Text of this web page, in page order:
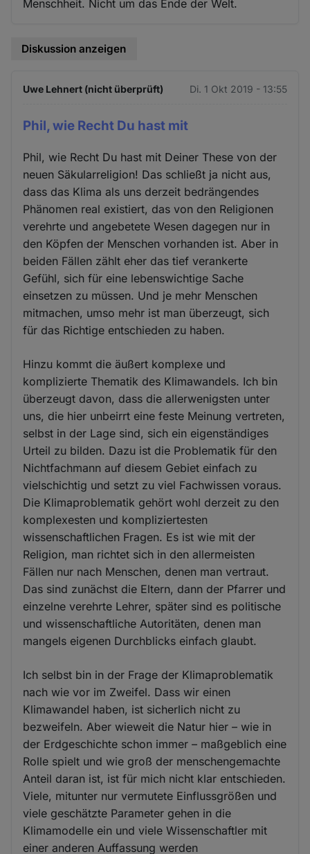
Menschheit. Nicht um das Ende der Welt.
Diskussion anzeigen
Uwe Lehnert (nicht überprüft) Di. 1 Okt 2019 - 13:55
Phil, wie Recht Du hast mit
Phil, wie Recht Du hast mit Deiner These von der
neuen Säkularreligion! Das schließt ja nicht aus,
dass das Klima als uns derzeit bedrängendes
Phänomen real existiert, das von den Religionen
verehrte und angebetete Wesen dagegen nur in
den Köpfen der Menschen vorhanden ist. Aber in
beiden Fällen zählt eher das tief verankerte
Gefühl, sich für eine lebenswichtige Sache
einsetzen zu müssen. Und je mehr Menschen
mitmachen, umso mehr ist man überzeugt, sich
für das Richtige entschieden zu haben.
Hinzu kommt die äußert komplexe und
komplizierte Thematik des Klimawandels. Ich bin
überzeugt davon, dass die allerwenigsten unter
uns, die hier unbeirrt eine feste Meinung vertreten,
selbst in der Lage sind, sich ein eigenständiges
Urteil zu bilden. Dazu ist die Problematik für den
Nichtfachmann auf diesem Gebiet einfach zu
vielschichtig und setzt zu viel Fachwissen voraus.
Die Klimaproblematik gehört wohl derzeit zu den
komplexesten und kompliziertesten
wissenschaftlichen Fragen. Es ist wie mit der
Religion, man richtet sich in den allermeisten
Fällen nur nach Menschen, denen man vertraut.
Das sind zunächst die Eltern, dann der Pfarrer und
einzelne verehrte Lehrer, später sind es politische
und wissenschaftliche Autoritäten, denen man
mangels eigenen Durchblicks einfach glaubt.
Ich selbst bin in der Frage der Klimaproblematik
nach wie vor im Zweifel. Dass wir einen
Klimawandel haben, ist sicherlich nicht zu
bezweifeln. Aber wieweit die Natur hier – wie in
der Erdgeschichte schon immer – maßgeblich eine
Rolle spielt und wie groß der menschengemachte
Anteil daran ist, ist für mich nicht klar entschieden.
Viele, mitunter nur vermutete Einflussgrößen und
viele geschätzte Parameter gehen in die
Klimamodelle ein und viele Wissenschaftler mit
einer anderen Auffassung werden